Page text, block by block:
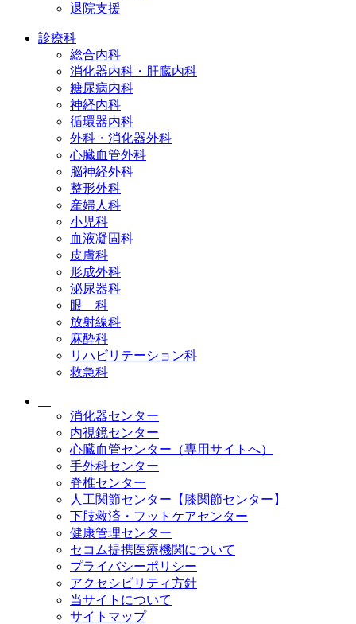
退院支援
診療科
総合内科
消化器内科・肝臓内科
糖尿病内科
神経内科
循環器内科
外科・消化器外科
心臓血管外科
脳神経外科
整形外科
産婦人科
小児科
血液凝固科
皮膚科
形成外科
泌尿器科
眼 科
放射線科
麻酔科
リハビリテーション科
救急科
消化器センター
内視鏡センター
心臓血管センター（専用サイトへ）
手外科センター
脊椎センター
人工関節センター【膝関節センター】
下肢救済・フットケアセンター
健康管理センター
セコム提携医療機関について
プライバシーポリシー
アクセシビリティ方針
当サイトについて
サイトマップ